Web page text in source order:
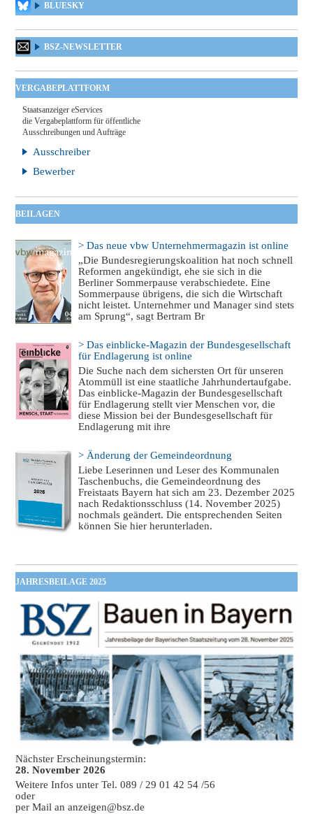
BLUESKY
BSZ-NEWSLETTER
VERGABEPLATTFORM
Staatsanzeiger eServices
die Vergabeplattform für öffentliche
Ausschreibungen und Aufträge
Ausschreiber
Bewerber
BEILAGEN
> Das neue vbw Unternehmermagazin ist online
„Die Bundesregierungskoalition hat noch schnell
Reformen angekündigt, ehe sie sich in die
Berliner Sommerpause verabschiedete. Eine
Sommerpause übrigens, die sich die Wirtschaft
nicht leistet. Unternehmer und Manager sind stets
am Sprung“, sagt Bertram Br
> Das einblicke-Magazin der Bundesgesellschaft
für Endlagerung ist online
Die Suche nach dem sichersten Ort für unseren
Atommüll ist eine staatliche Jahrhundertaufgabe.
Das einblicke-Magazin der Bundesgesellschaft
für Endlagerung stellt vier Menschen vor, die
diese Mission bei der Bundesgesellschaft für
Endlagerung mit ihre
> Änderung der Gemeindeordnung
Liebe Leserinnen und Leser des Kommunalen
Taschenbuchs, die Gemeindeordnung des
Freistaats Bayern hat sich am 23. Dezember 2025
nach Redaktionsschluss (14. November 2025)
nochmals geändert. Die entsprechenden Seiten
können Sie hier herunterladen.
JAHRESBEILAGE 2025
Nächster Erscheinungstermin:
28. November 2026
Weitere Infos unter Tel. 089 / 29 01 42 54 /56
oder
per Mail ananzeigen@bsz.de